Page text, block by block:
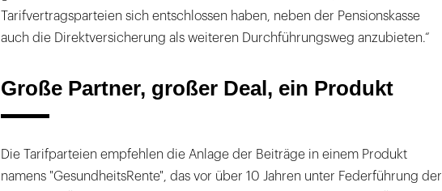
Tarifvertragsparteien sich entschlossen haben, neben der Pensionskasse
auch die Direktversicherung als weiteren Durchführungsweg anzubieten.“
Große Partner, großer Deal, ein Produkt
Die Tarifparteien empfehlen die Anlage der Beiträge in einem Produkt
namens "GesundheitsRente", das vor über 10 Jahren unter Federführung der